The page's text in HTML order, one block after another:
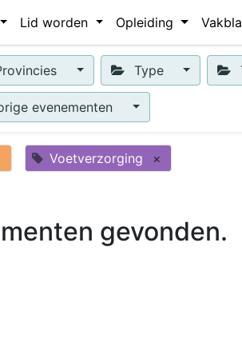
Lid worden Opleiding
Type
evenementen
Voetverzorging ×
gevonden.